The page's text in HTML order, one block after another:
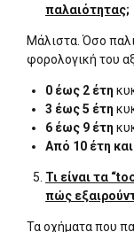
παλαιότητας;
Μάλιστα. Όσο
φορολογική του
0 έως 2 έτη
3 έως 5 έτη
6 έως 9 έτη
Από 10 έτη
Τι είναι τα
πώς
Τα οχήματα που